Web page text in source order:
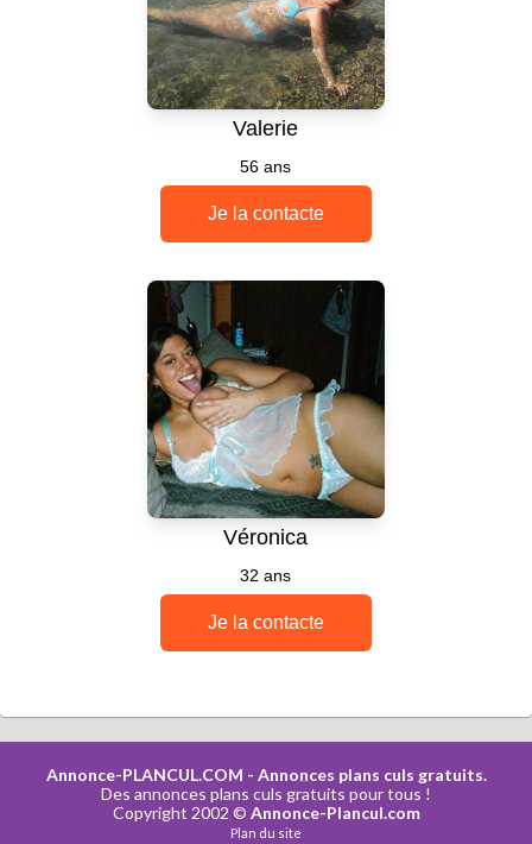
Annonce-PLANCUL.COM - Annonces plans culs gratuits.
Des annonces plans culs gratuits pour tous !
Copyright 2002 © Annonce-Plancul.com
Plan du site